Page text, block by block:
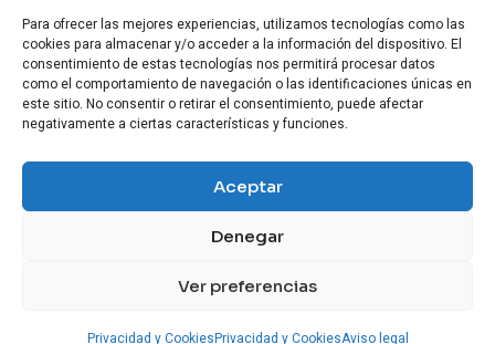
Para ofrecer las mejores experiencias, utilizamos tecnologías como las
cookies para almacenar y/o acceder a la información del dispositivo. El
consentimiento de estas tecnologías nos permitirá procesar datos
como el comportamiento de navegación o las identificaciones únicas en
este sitio. No consentir o retirar el consentimiento, puede afectar
negativamente a ciertas características y funciones.
Aceptar
Denegar
Ver preferencias
Privacidad y CookiesPrivacidad y CookiesAviso legal
VIDA MILITAR EN ESPAÑA
EQUIPAMIENTO Y SUPERVIVENCIA
OCIO Y CULTURA MILITAR
HISTORIA MILITAR
CURIOSIDADES Y ANÉCDOTAS MILITARES
ARMAMENTO Y VEHÍCULOS MILITARES